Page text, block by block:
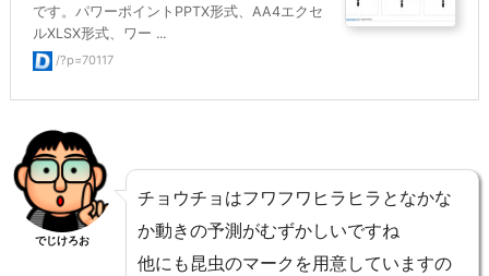
です。パワーポイントPPTX形式、AA4エクセ
ルXLSX形式、ワー ...
/?p=70117
でじけろお
チョウチョはフワフワヒラヒラとなかな
か動きの予測がむずかしいですね
他にも昆虫のマークを用意していますの